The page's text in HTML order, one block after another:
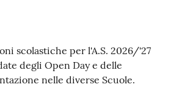
scolastiche per l'A.S. 2026/'27
degli Open Day e delle
nelle diverse Scuole.